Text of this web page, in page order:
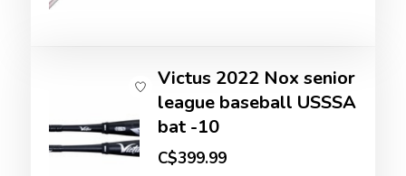
Victus 2022 Nox senior
league baseball USSSA
bat -10
C$399.99